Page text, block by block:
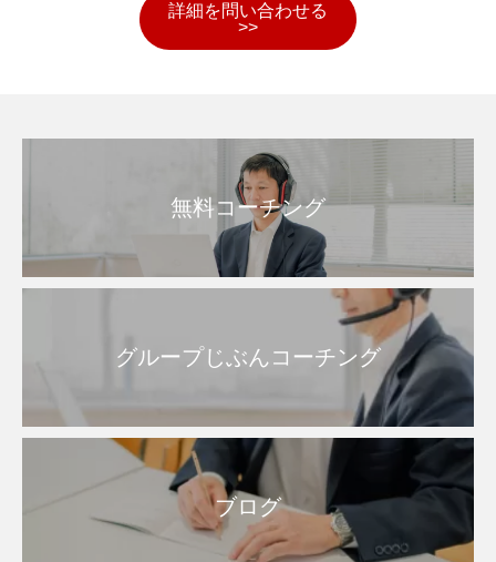
詳細を問い合わせる
>>
無料コーチング
グループじぶんコーチング
ブログ